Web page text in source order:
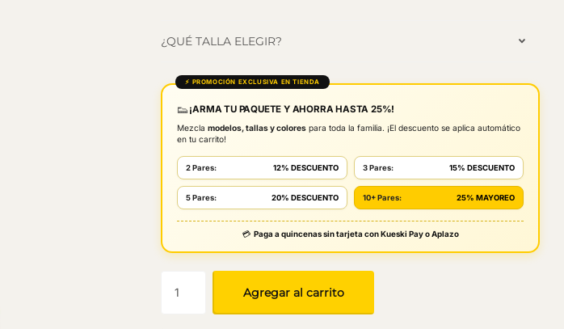
¿QUÉ TALLA ELEGIR?
⚡ PROMOCIÓN EXCLUSIVA EN TIENDA
👟 ¡ARMA TU PAQUETE Y AHORRA HASTA 25%!
Mezclamodelos, tallas y colores para toda la familia. ¡El descuento se aplica automático
en tu carrito!
2 Pares: 12% DESCUENTO 3 Pares: 15% DESCUENTO
5 Pares: 20% DESCUENTO 10+ Pares: 25% MAYOREO
💳 Paga a quincenas sin tarjeta con Kueski Pay o Aplazo
Agregar al carrito